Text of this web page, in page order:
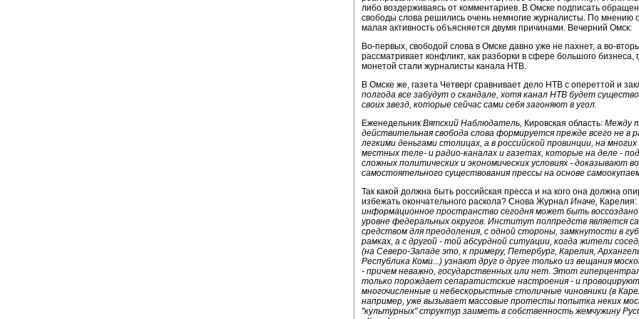
либо воздерживаясь от комментариев. В Омске подписать
свободы слова решились очень немногие журналисты. По мнению
малая активность объясняется двумя причинами. Вечерний Омск:
Во-первых, свободой слова в Омске давно уже не пахнет, а во-
рассматривает конфликт, как разборки в сфере большого бизнеса,
монетой стали журналисты канала НТВ.
В Омске же, газета Четверг сравнивает дело НТВ с опереттой и
полгода все забудут о скандале, хотя канал НТВ будет
своих звезд, которые сейчас сами себя загоняют в угол.
Еженедельник Вятский Наблюдатель, Кировская область: Между
действительная свобода слова формируется прежде всего не в
легкими деньгами столицах, а в российской провинции, на
местных теле- и радио-каналах и газетах, которые на деле -
сложных политических и экономических условиях - доказывают
самостоятельного существования прессы на основе
Так какой должна быть российская пресса и на кого она должна
избежать окончательного раскола? Снова Журнал Иначе, Карелия:
информационное пространство сегодня может быть
уровне федеральных округов. Институт полпредств является
средством для преодоления, с одной стороны, замкнутости в
рамках, а с другой - той абсурдной ситуации, когда жители
(на Северо-Западе это, к примеру, Петербург, Карелия,
Республика Коми...) узнают друг о друге только из вещания
- причем неважно, государственных или нет. Этот
только порождает сепаратистские настроения - и
многочисленные и небескорыстные столичные чиновники (в
например, уже вызывает массовые протесты попытка неких
"культурных" структур заиметь в собственность жемчужину